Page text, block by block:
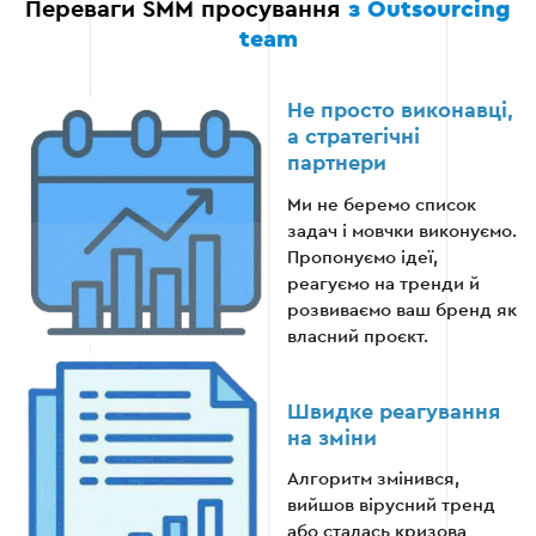
співпраці, завдяки якій ви завжди в курсі справ.
включає динаміку охоплення, зростання
підписників, вартість лідів, конверсію та
аналіз найефективнішого контенту.
Пояснюємо кожну цифру зрозумілою
мовою без професійного жаргону та
порожніх фраз типу «покращилось».
Відверто обговорюємо результати: якщо
показники нижчі за план, ми чесно
пояснюємо причини та пропонуємо план
подальших змін.
Переваги SMM просування з Outsourcing
team
Не просто виконавці,
а стратегічні
партнери
Ми не беремо список
задач і мовчки виконуємо.
Пропонуємо ідеї,
реагуємо на тренди й
розвиваємо ваш бренд як
власний проєкт.
Швидке реагування
на зміни
Алгоритм змінився,
вийшов вірусний тренд
або сталась кризова